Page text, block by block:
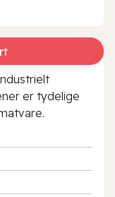
er tydelige